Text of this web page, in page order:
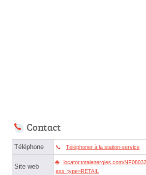
Contact
Téléphone Téléphoner à la station-service
Site web
locator.totalenergies.com/
ess_type=RETAIL